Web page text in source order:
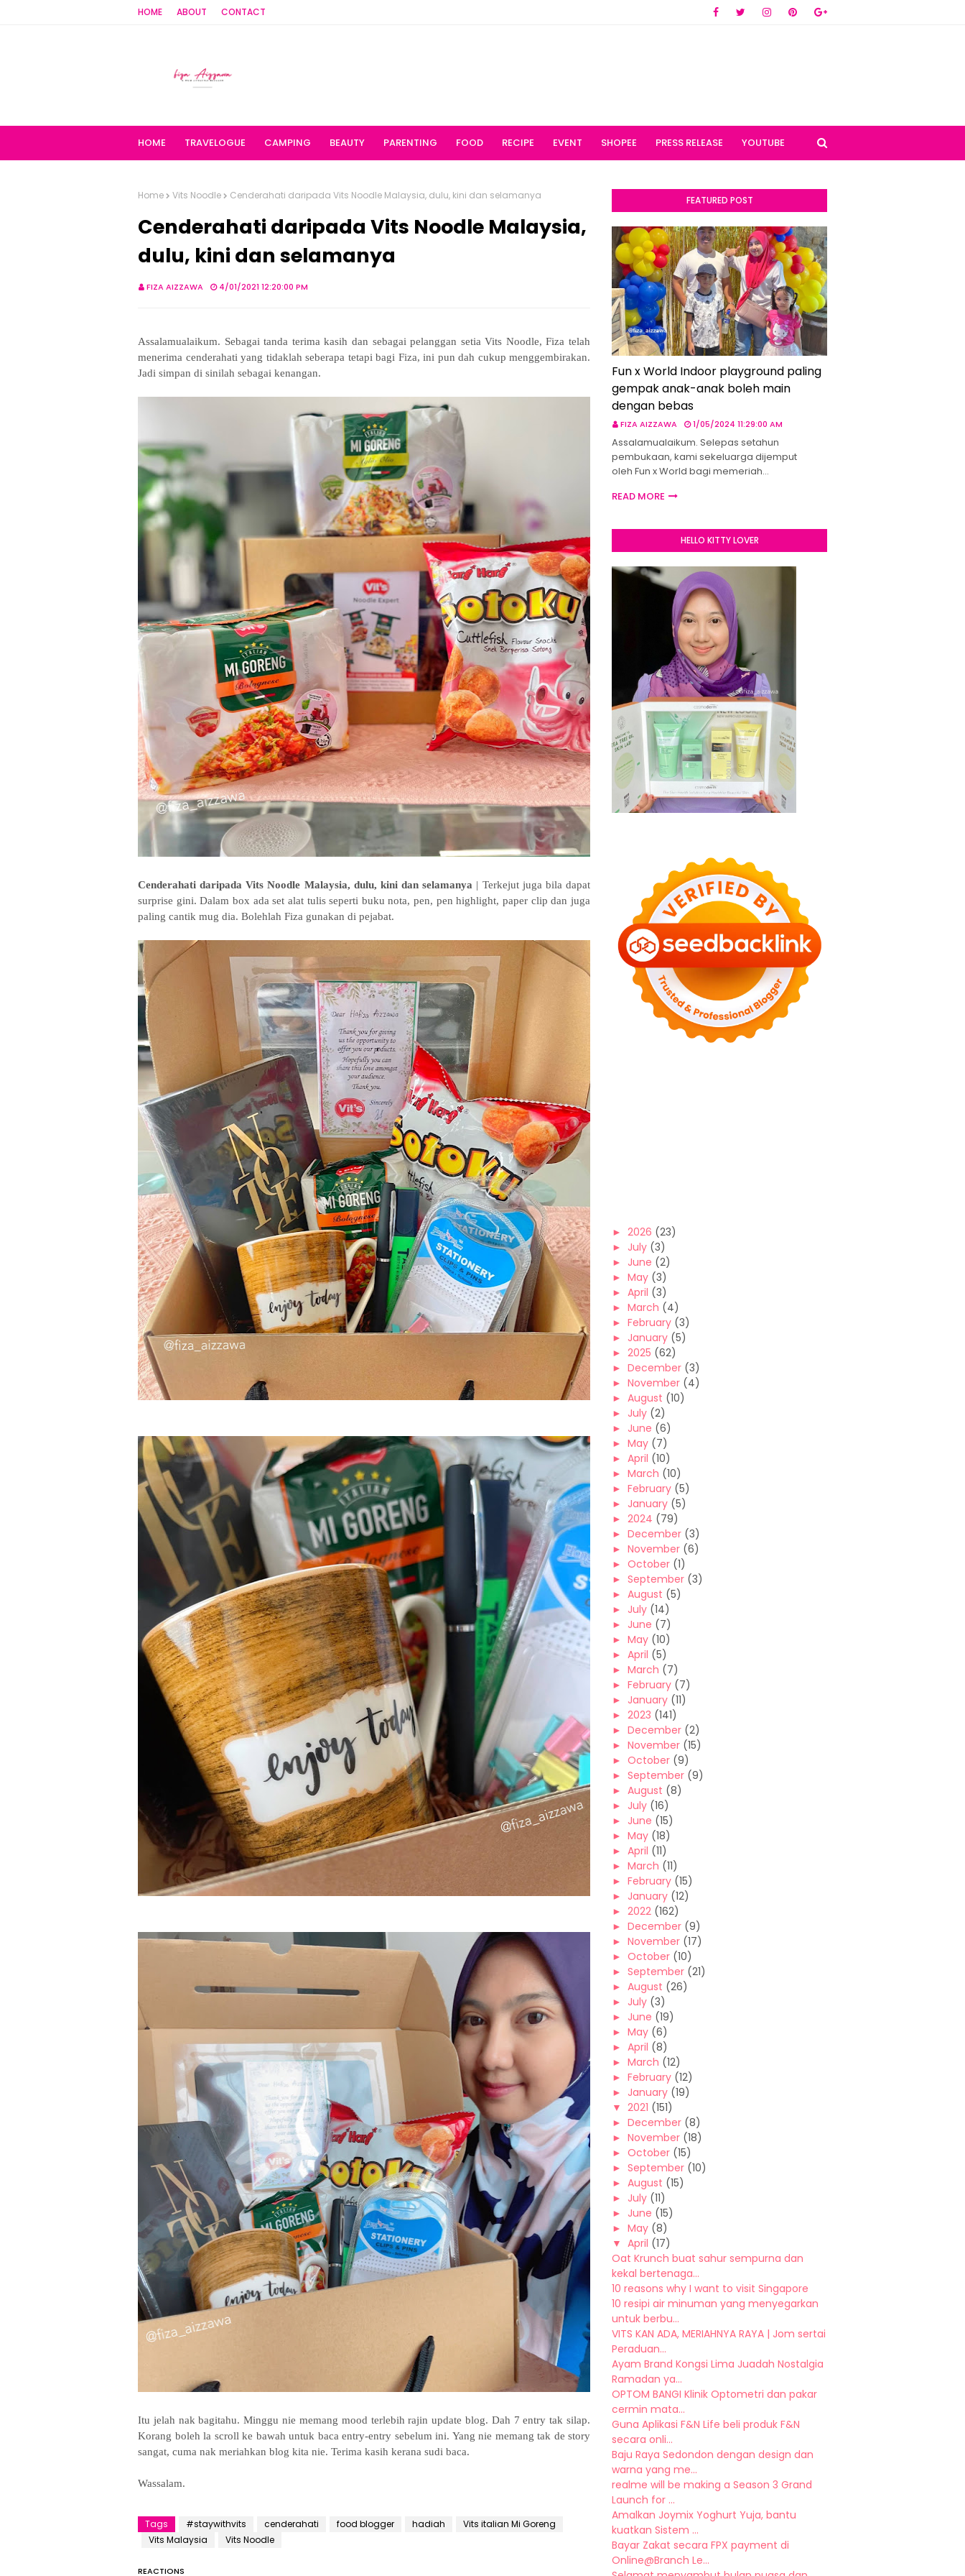
HOME ABOUT CONTACT
HOME TRAVELOGUE CAMPING BEAUTY PARENTING FOOD RECIPE EVENT SHOPEE PRESS RELEASE YOUTUBE
Home Vits Noodle Cenderahati daripada Vits Noodle Malaysia, dulu, kini dan selamanya
Cenderahati daripada Vits Noodle Malaysia,
dulu, kini dan selamanya
FIZA AIZZAWA 4/01/2021 12:20:00 PM
Assalamualaikum. Sebagai tanda terima kasih dan sebagai pelanggan setia Vits Noodle, Fiza telah
menerima cenderahati yang tidaklah seberapa tetapi bagi Fiza, ini pun dah cukup menggembirakan.
Jadi simpan di sinilah sebagai kenangan.
Cenderahati daripada Vits Noodle Malaysia, dulu, kini dan selamanya | Terkejut juga bila dapat
surprise gini. Dalam box ada set alat tulis seperti buku nota, pen, pen highlight, paper clip dan juga
paling cantik mug dia. Bolehlah Fiza gunakan di pejabat.
Itu jelah nak bagitahu. Minggu nie memang mood terlebih rajin update blog. Dah 7 entry tak silap.
Korang boleh la scroll ke bawah untuk baca entry-entry sebelum ini. Yang nie memang tak de story
sangat, cuma nak meriahkan blog kita nie. Terima kasih kerana sudi baca.
Wassalam.
Tags #staywithvits cenderahati food blogger hadiah
Vits italian Mi Goreng
Vits Malaysia
Vits Noodle
REACTIONS
FEATURED POST
Fun x World Indoor playground paling
gempak anak-anak boleh main
dengan bebas
FIZA AIZZAWA 1/05/2024 11:29:00 AM
Assalamualaikum. Selepas setahun
pembukaan, kami sekeluarga dijemput
oleh Fun x World bagi memeriah…
READ MORE
HELLO KITTY LOVER
► 2026 (23)
► July (3)
► June (2)
► May (3)
► April (3)
► March (4)
► February (3)
► January (5)
► 2025 (62)
► December (3)
► November (4)
► August (10)
► July (2)
► June (6)
► May (7)
► April (10)
► March (10)
► February (5)
► January (5)
► 2024 (79)
► December (3)
► November (6)
► October (1)
► September (3)
► August (5)
► July (14)
► June (7)
► May (10)
► April (5)
► March (7)
► February (7)
► January (11)
► 2023 (141)
► December (2)
► November (15)
► October (9)
► September (9)
► August (8)
► July (16)
► June (15)
► May (18)
► April (11)
► March (11)
► February (15)
► January (12)
► 2022 (162)
► December (9)
► November (17)
► October (10)
► September (21)
► August (26)
► July (3)
► June (19)
► May (6)
► April (8)
► March (12)
► February (12)
► January (19)
▼ 2021 (151)
► December (8)
► November (18)
► October (15)
► September (10)
► August (15)
► July (11)
► June (15)
► May (8)
▼ April (17)
Oat Krunch buat sahur sempurna dan
kekal bertenaga...
10 reasons why I want to visit Singapore
10 resipi air minuman yang menyegarkan
untuk berbu...
VITS KAN ADA, MERIAHNYA RAYA | Jom sertai
Peraduan...
Ayam Brand Kongsi Lima Juadah Nostalgia
Ramadan ya...
OPTOM BANGI Klinik Optometri dan pakar
cermin mata...
Guna Aplikasi F&N Life beli produk F&N
secara onli...
Baju Raya Sedondon dengan design dan
warna yang me...
realme will be making a Season 3 Grand
Launch for ...
Amalkan Joymix Yoghurt Yuja, bantu
kuatkan Sistem ...
Bayar Zakat secara FPX payment di
Online@Branch Le...